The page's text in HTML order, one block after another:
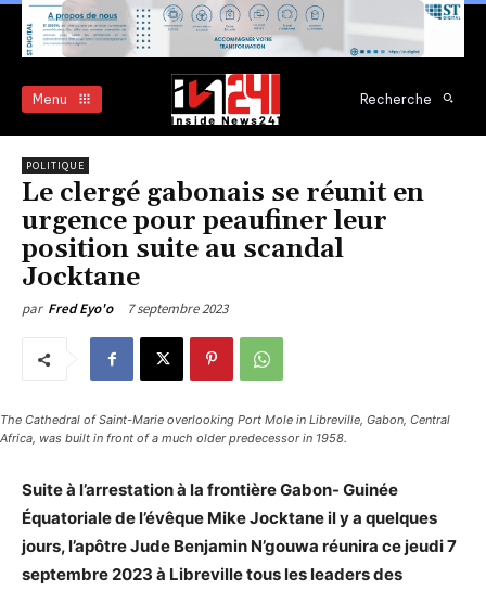
Menu Recherche
POLITIQUE
Le clergé gabonais se réunit en
urgence pour peaufiner leur
position suite au scandal
Jocktane
par Fred Eyo'o 7 septembre 2023
The Cathedral of Saint-Marie overlooking Port Mole in Libreville, Gabon, Central
Africa, was built in front of a much older predecessor in 1958.
Suite à l’arrestation à la frontière Gabon- Guinée
Équatoriale de l’évêque Mike Jocktane il y a quelques
jours, l’apôtre Jude Benjamin N’gouwa réunira ce jeudi 7
septembre 2023 à Libreville tous les leaders des